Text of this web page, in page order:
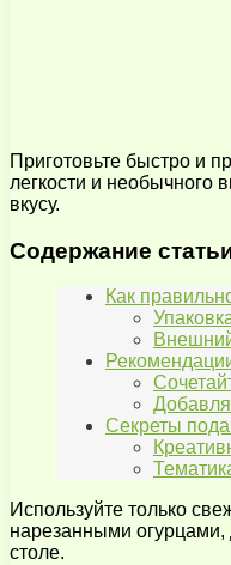
Приготовьте быстро и
легкости и необычного
вкусу.
Содержание
Как
Секреты
Используйте только
нарезанными огурцами,
столе.